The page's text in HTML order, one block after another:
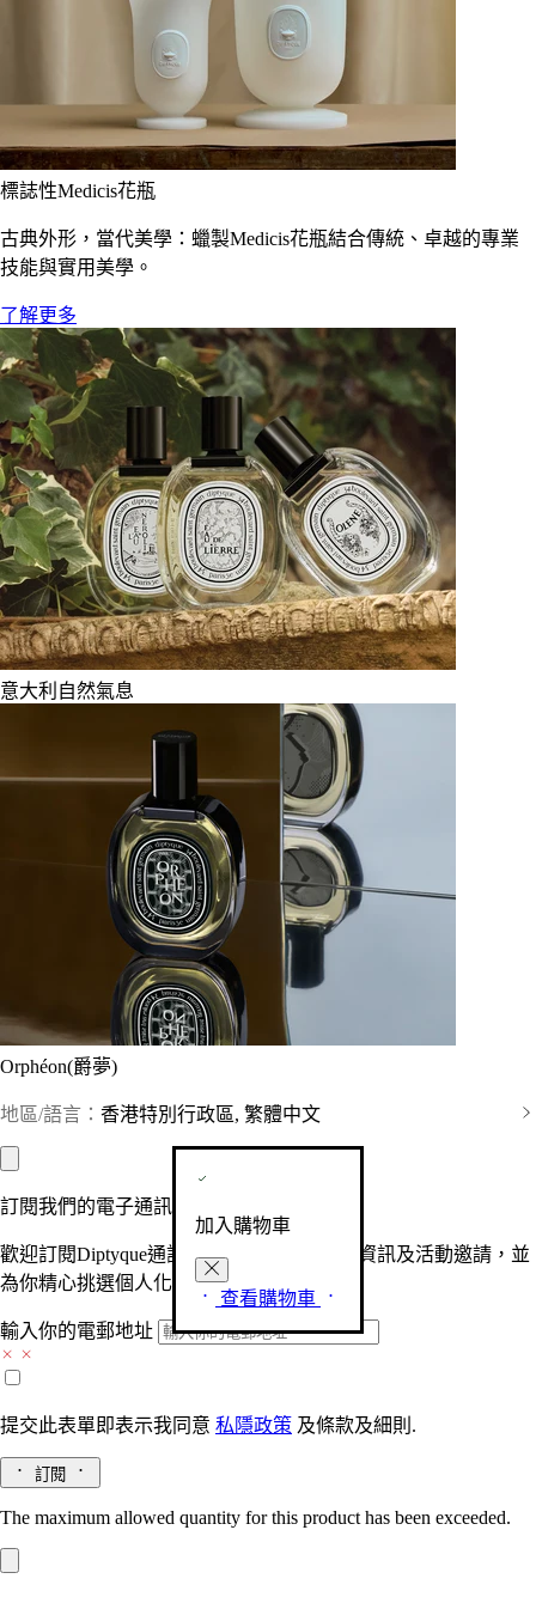
標誌性Medicis花瓶
古典外形，當代美學：蠟製Medicis花瓶結合傳統、卓越的專業
技能與實用美學。
了解更多
意大利自然氣息
Orphéon(爵夢)
地區/語言： 香港特別行政區, 繁體中文
加入購物車
查看購物車
訂閱我們的電子通訊
歡迎訂閱Diptyque通訊，接收品牌最新產品資訊及活動邀請，並
為你精心挑選個人化的驚喜及禮物。
輸入你的電郵地址
提交此表單即表示我同意 私隱政策 及條款及細則.
訂閱
The maximum allowed quantity for this product has been exceeded.